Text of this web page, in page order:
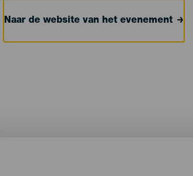
Naar de website van het evenement